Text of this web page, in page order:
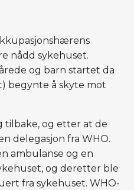
nådd sykehuset.
og barn startet da
begynte å skyte mot
og etter at de
delegasjon fra WHO.
ambulanse og en
fra sykehuset. WHO-